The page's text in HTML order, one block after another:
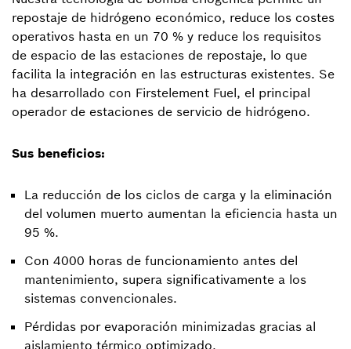
repostaje de hidrógeno económico, reduce los costes
operativos hasta en un 70 % y reduce los requisitos
de espacio de las estaciones de repostaje, lo que
facilita la integración en las estructuras existentes. Se
ha desarrollado con Firstelement Fuel, el principal
operador de estaciones de servicio de hidrógeno.
Sus beneficios:
La reducción de los ciclos de carga y la eliminación
del volumen muerto aumentan la eficiencia hasta un
95 %.
Con 4000 horas de funcionamiento antes del
mantenimiento, supera significativamente a los
sistemas convencionales.
Pérdidas por evaporación minimizadas gracias al
aislamiento térmico optimizado.